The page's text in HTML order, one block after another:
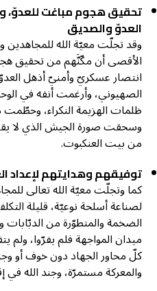
تحقيق هجوم مباغت للعدوّ،
العدوّ والصديق
وقد تجلّت معيّة الله
الأقصى أن مكّنَّهم من تحقيق
انتصار عسكريّ وأمنيّ أذهل
الصهيوني، وأرغمت أنفه في
ظلمات الهزيمة النكراء،
وسحقت صورة الجيش الذي لا
من بيت العنكبوت.
توفيقهم وهدايتهم لإعداد
كما وتجلّت معيّة الله تعالى
لصناعة أسلحة نوعيّة، قليلة
الضخمة والمتطوّرة من الدبّابات
ميدان المواجهة فلم يفرّوا، ولم
كلّ محاور الجهاد دون خوف أو
والمعركة مستمرّة، وجند الله في